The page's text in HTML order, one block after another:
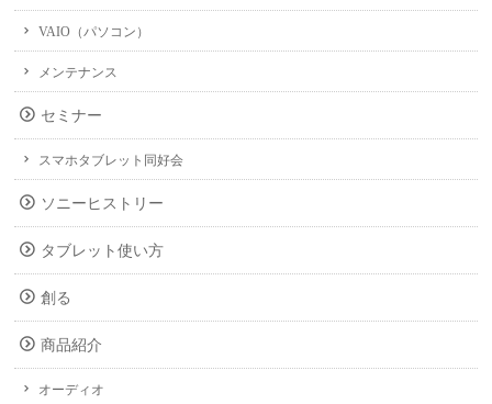
VAIO（パソコン）
メンテナンス
セミナー
スマホタブレット同好会
ソニーヒストリー
タブレット使い方
創る
商品紹介
オーディオ